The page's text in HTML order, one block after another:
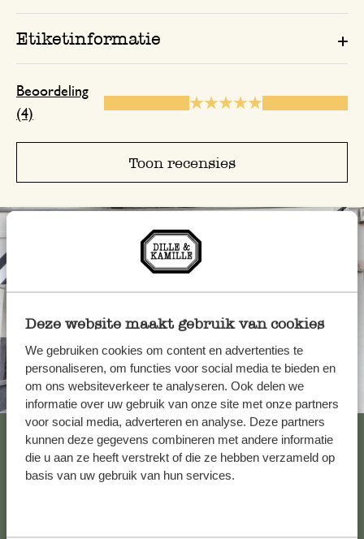
Deze website maakt gebruik van cookies
We gebruiken cookies om content en advertenties te
personaliseren, om functies voor social media te bieden en
om ons websiteverkeer te analyseren. Ook delen we
informatie over uw gebruik van onze site met onze partners
voor social media, adverteren en analyse. Deze partners
kunnen deze gegevens combineren met andere informatie
die u aan ze heeft verstrekt of die ze hebben verzameld op
basis van uw gebruik van hun services.
Etiketinformatie
Beoordeling
(4)
Toon recensies
Altijd in de buurt
Bekijk alle 62 winkels